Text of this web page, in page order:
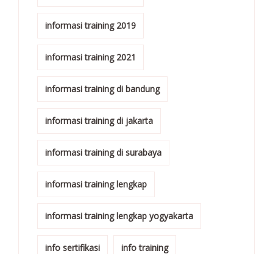
informasi training 2019
informasi training 2021
informasi training di bandung
informasi training di jakarta
informasi training di surabaya
informasi training lengkap
informasi training lengkap yogyakarta
info sertifikasi info training